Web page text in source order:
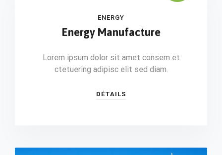
ENERGY
Energy Manufacture
Lorem ipsum dolor sit amet consem et
ctetuering adipisc elit sed diam.
DÉTAILS